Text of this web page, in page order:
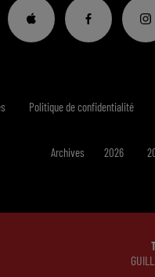
Politique de confidentialité
Archives 2026